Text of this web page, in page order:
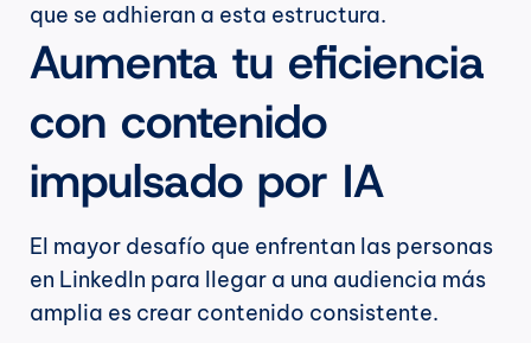
que se adhieran a esta estructura.
Aumenta tu eficiencia
con contenido
impulsado por IA
El mayor desafío que enfrentan las personas
en LinkedIn para llegar a una audiencia más
amplia es crear contenido consistente.